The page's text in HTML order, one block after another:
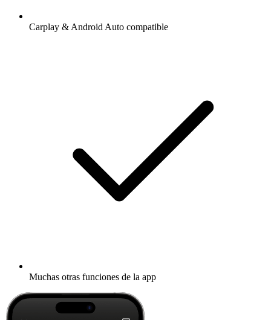
Carplay & Android Auto compatible
Muchas otras funciones de la app